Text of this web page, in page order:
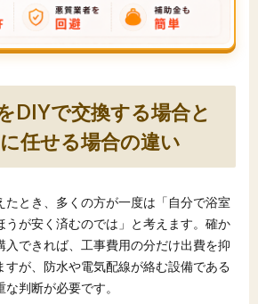
DIYで交換する場合と
任せる場合の違い
たとき、多くの方が一度は「自分で浴室
うが安く済むのでは」と考えます。確か
入できれば、工事費用の分だけ出費を抑
すが、防水や電気配線が絡む設備である
判断が必要です。